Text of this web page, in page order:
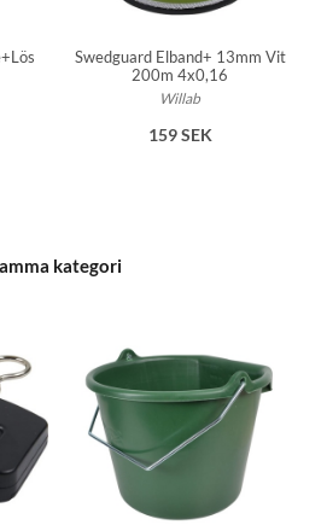
Swedguard Elband+ 13mm Vit
200m 4x0,16
Willab
159 SEK
kategori